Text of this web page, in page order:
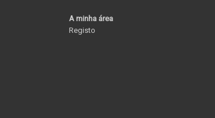
A minha área
Registo